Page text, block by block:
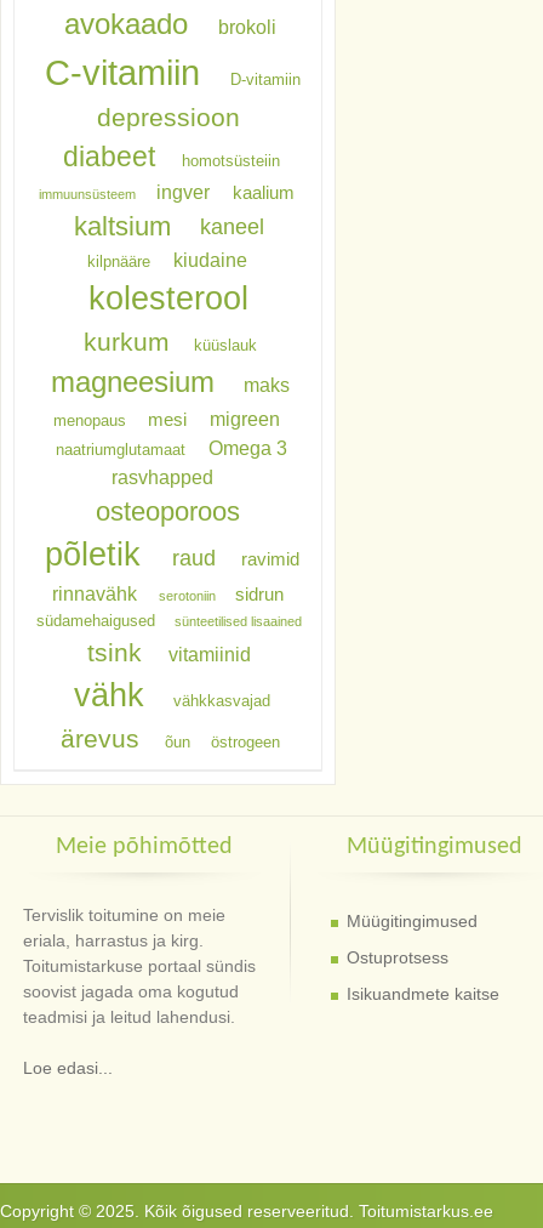
avokaado brokoli
C-vitamiin D-vitamiin
depressioon
diabeet homotsüsteiin
immuunsüsteem ingver kaalium
kaltsium kaneel
kilpnääre kiudaine
kolesterool
kurkum küüslauk
magneesium maks
menopaus mesi migreen
naatriumglutamaat
Omega 3
rasvhapped
osteoporoos
põletik raud ravimid
rinnavähk serotoniin sidrun
südamehaigused sünteetilised lisaained
tsink vitamiinid
vähk vähkkasvajad
ärevus õun östrogeen
Meie põhimõtted
Tervislik toitumine on meie
eriala, harrastus ja kirg.
Toitumistarkuse portaal sündis
soovist jagada oma kogutud
teadmisi ja leitud lahendusi.
Loe edasi...
Müügitingimused
Müügitingimused
Ostuprotsess
Isikuandmete kaitse
Copyright © 2025. Kõik õigused reserveeritud. Toitumistarkus.ee